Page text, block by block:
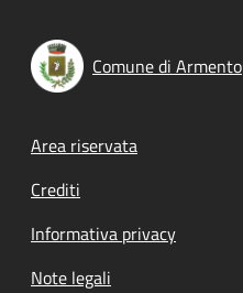
Comune di Armento
Footer menu
Area riservata
Crediti
Informativa privacy
Note legali